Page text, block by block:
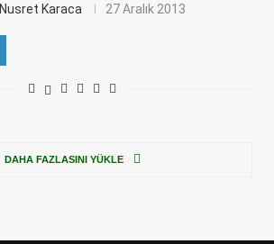
Nusret Karaca 27 Aralık 2013
DAHA FAZLASINI YÜKLE